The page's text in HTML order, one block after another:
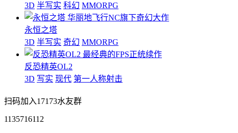
3D 半写实 科幻 MMORPG
华丽地飞行NC旗下奇幻大作
永恒之塔
3D 半写实 奇幻 MMORPG
最经典的FPS正统续作
反恐精英OL2
3D 写实 现代 第一人称射击
扫码加入17173水友群
1135716112